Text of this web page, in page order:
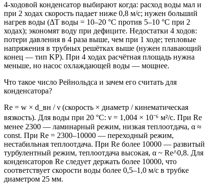
4-ходовой конденсатор выбирают когда: расход воды мал и
при 2 ходах скорость падает ниже 0,8 м/с; нужен больший
нагрев воды (ΔТ воды = 10–20 °С против 5–10 °С при 2
ходах); экономят воду при дефиците. Недостатки 4 ходов:
потери давления в 4 раза выше, чем при 1 ходе; тепловые
напряжения в трубных решётках выше (нужен плавающий
конец — тип KP). При 4 ходах расчётная площадь нужна
меньше, но насос охлаждающей воды — мощнее.
Что такое число Рейнольдса и зачем его считать для
конденсатора?
Re = w × d_вн / ν (скорость × диаметр / кинематическая
вязкость). Для воды при 20 °С: ν = 1,004 × 10⁻⁶ м²/с. При Re
менее 2300 — ламинарный режим, низкая теплоотдача, α ≈
const. При Re = 2300–10000 — переходный режим,
нестабильная теплоотдача. При Re более 10000 — развитый
турбулентный режим, теплоотдача высокая, α ~ Re^0,8. Для
конденсаторов Re следует держать более 10000, что
соответствует скорости воды более 0,5–1,0 м/с в трубке
диаметром 25 мм.